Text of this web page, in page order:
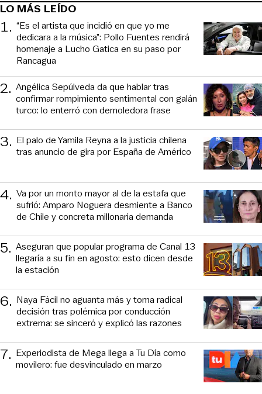
LO MÁS LEÍDO
1. “Es el artista que incidió en que yo me
dedicara a la música”: Pollo Fuentes rendirá
homenaje a Lucho Gatica en su paso por
Rancagua
2. Angélica Sepúlveda da que hablar tras
confirmar rompimiento sentimental con galán
turco: lo enterró con demoledora frase
3. El palo de Yamila Reyna a la justicia chilena
tras anuncio de gira por España de Américo
4. Va por un monto mayor al de la estafa que
sufrió: Amparo Noguera desmiente a Banco
de Chile y concreta millonaria demanda
5. Aseguran que popular programa de Canal 13
llegaría a su fin en agosto: esto dicen desde
la estación
6. Naya Fácil no aguanta más y toma radical
decisión tras polémica por conducción
extrema: se sinceró y explicó las razones
7. Experiodista de Mega llega a Tu Día como
movilero: fue desvinculado en marzo